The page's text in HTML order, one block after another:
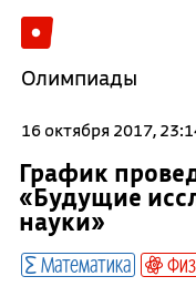
Олимпиады
16 октября 2017,
График
«Будущие
науки»
Математика